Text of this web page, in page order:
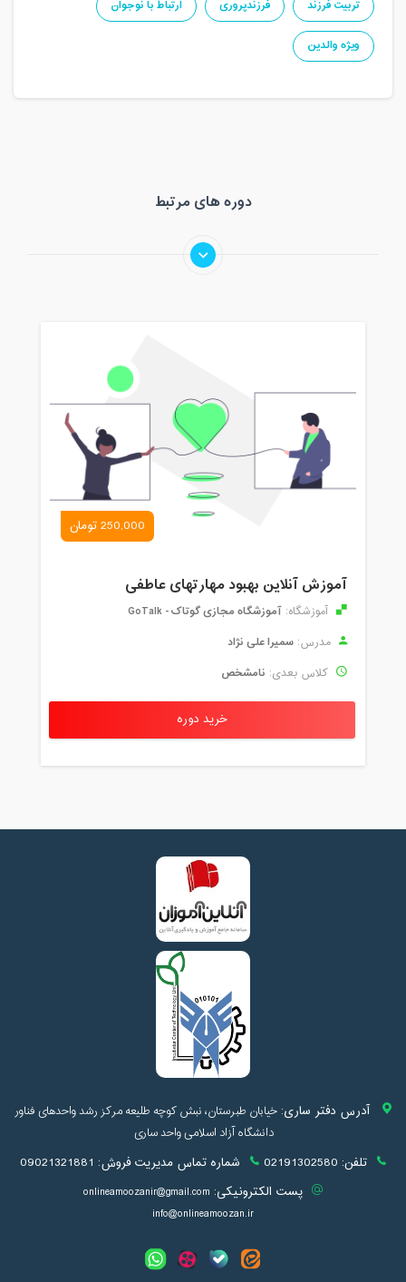
تربیت فرزند فرزندپروری
ارتباط با نوجوان
ویژه والدین
دوره های مرتبط
250,000 تومان
آموزش آنلاین بهبود مهارتهای عاطفی
آموزشگاه: آموزشگاه مجازی گوتاک - GoTalk
مدرس: سمیرا علی نژاد
کلاس بعدی: نامشخص
خرید دوره
آدرس دفتر ساری:خیابان طبرستان، نبش کوچه طلیعه مرکز رشد واحدهای فناور
دانشگاه آزاد اسلامی واحد ساری
تلفن: 02191302580 شماره تماس مدیریت فروش: 09021321881
پست الکترونیکی: onlineamoozanir@gmail.com
info@onlineamoozan.ir